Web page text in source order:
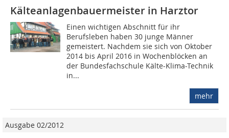
Kälteanlagenbauermeister in Harztor
Einen wichtigen Abschnitt für ihr
Berufsleben haben 30 junge Männer
gemeistert. Nachdem sie sich von Oktober
2014 bis April 2016 in Wochenblöcken an
der Bundesfachschule Kälte-Klima-Technik
in...
mehr
Ausgabe 02/2012